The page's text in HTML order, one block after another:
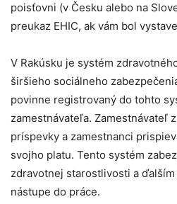
poisťovni (v Česku alebo na
preukaz EHIC, ak vám bol
V Rakúsku je systém
širšieho sociálneho
povinne registrovaný do tohto
zamestnávateľa. Zamestnávateľ
príspevky a zamestnanci
svojho platu. Tento systém
zdravotnej starostlivosti a
nástupe do práce.